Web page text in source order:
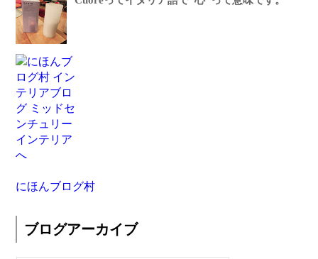
にほんブログ村
ブログアーカイブ